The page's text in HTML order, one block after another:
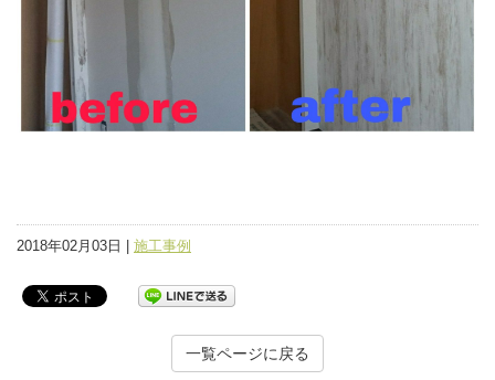
2018年02月03日 | 施工事例
一覧ページに戻る